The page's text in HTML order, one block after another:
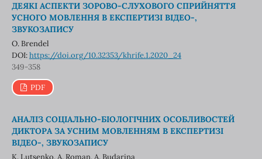
ДЕЯКІ АСПЕКТИ ЗОРОВО-СЛУХОВОГО СПРИЙНЯТТЯ
УСНОГО МОВЛЕННЯ В ЕКСПЕРТИЗІ ВІДЕО-,
ЗВУКОЗАПИСУ
O. Brendel
DOI:https://doi.org/10.32353/khrife.1.2020_24
349-358
PDF
АНАЛІЗ СОЦІАЛЬНО-БІОЛОГІЧНИХ ОСОБЛИВОСТЕЙ
ДИКТОРА ЗА УСНИМ МОВЛЕННЯМ В ЕКСПЕРТИЗІ
ВІДЕО-, ЗВУКОЗАПИСУ